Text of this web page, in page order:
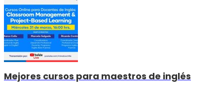
Mejores cursos para maestros de inglés